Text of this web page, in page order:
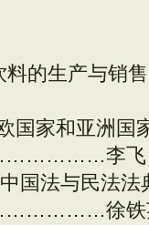
料的生产与
国家和亚洲国
李飞
国法与民法
徐铁